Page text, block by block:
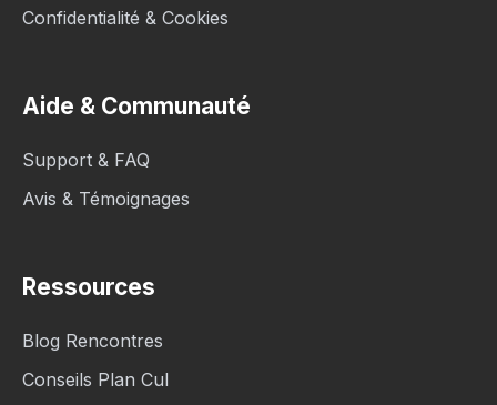
Confidentialité & Cookies
Aide & Communauté
Support & FAQ
Avis & Témoignages
Ressources
Blog Rencontres
Conseils Plan Cul